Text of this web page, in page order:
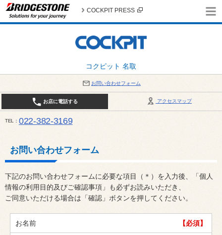
コクピット 名取
COCKPIT PRESS
お問い合わせフォーム
アクセスマップ
お店に電話する
TEL 022-382-3169
お問い合わせフォーム
下記のお問い合わせフォームに必要な項目（＊）を入力後、「個人
情報の利用目的及びご確認事項」も必ずお読みいただき、
ご同意いただける場合は「確認」ボタンを押してください。
【必須】
お名前